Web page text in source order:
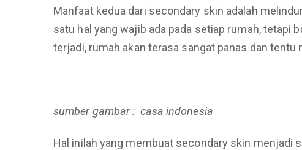
Manfaat kedua dari secondary skin adalah
satu hal yang wajib ada pada setiap rumah, tetapi
terjadi, rumah akan terasa sangat panas dan tentu
sumber gambar : casa indonesia
Hal inilah yang membuat secondary skin menjadi